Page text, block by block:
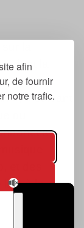
afin
de fournir
notre trafic.
la
dont la
», « suivant
du
et des
liés à la